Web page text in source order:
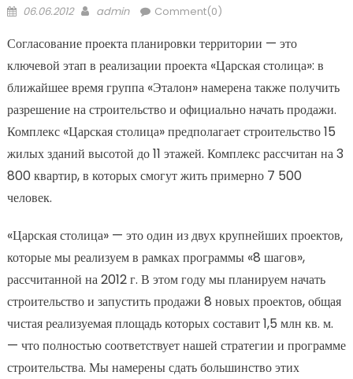
Posted on
06.06.2012 Author
admin Comment(0)
Согласование проекта планировки территории — это
ключевой этап в реализации проекта «Царская столица»: в
ближайшее время группа «Эталон» намерена также получить
разрешение на строительство и официально начать продажи.
Комплекс «Царская столица» предполагает строительство 15
жилых зданий высотой до 11 этажей. Комплекс рассчитан на 3
800 квартир, в которых смогут жить примерно 7 500
человек.
«Царская столица» — это один из двух крупнейших проектов,
которые мы реализуем в рамках программы «8 шагов»,
рассчитанной на 2012 г. В этом году мы планируем начать
строительство и запустить продажи 8 новых проектов, общая
чистая реализуемая площадь которых составит 1,5 млн кв. м.
— что полностью соответствует нашей стратегии и программе
строительства. Мы намерены сдать большинство этих